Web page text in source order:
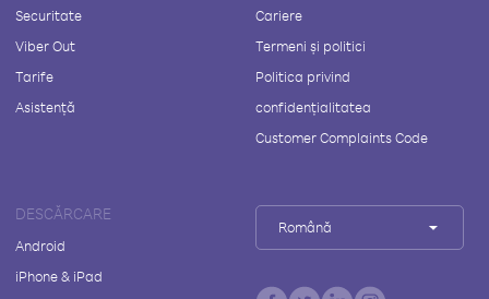
Securitate
Viber Out
Tarife
Asistență
Cariere
Termeni și politici
Politica privind
confidențialitatea
Customer Complaints Code
DESCĂRCARE
Android
iPhone & iPad
Română